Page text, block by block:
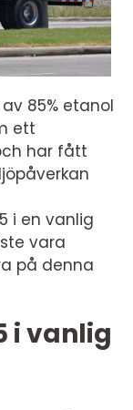
85% etanol
ett
har fått
i en vanlig
vara
på denna
i vanlig